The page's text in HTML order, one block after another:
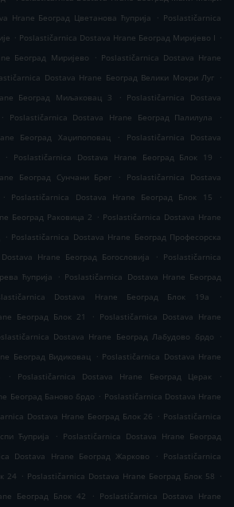
Hrane Београд Цветанова ћуприја . Poslastičarnica
. Poslastičarnica Dostava Hrane Београд Миријево I .
Београд Миријево
. Poslastičarnica Dostava Hrane
Dostava Hrane Београд Велики Мокри Луг .
Београд Миљаковац 3
. Poslastičarnica Dostava
. Poslastičarnica Dostava Hrane Београд Палилула
.
Београд Хаџипоповац
.
Poslastičarnica Dostava
. Poslastičarnica Dostava Hrane Београд Блок 19
.
Београд Сунчани Брег
.
Poslastičarnica Dostava
. Poslastičarnica Dostava Hrane Београд Блок 15
.
Београд Раковица 2 . Poslastičarnica Dostava Hrane
. Poslastičarnica Dostava Hrane Београд Професорска
Hrane Београд Богословија . Poslastičarnica
ћуприја
. Poslastičarnica Dostava Hrane Београд
Dostava Hrane Београд Блок 19а
.
Београд Блок 21
. Poslastičarnica Dostava Hrane
Dostava Hrane Београд Лабудово брдо
.
Београд Видиковац . Poslastičarnica Dostava Hrane
. Poslastičarnica Dostava Hrane Београд Церак
.
Београд Баново брдо . Poslastičarnica Dostava Hrane
Dostava Hrane Београд Блок 26 . Poslastičarnica
Ћуприја
. Poslastičarnica Dostava Hrane Београд
Dostava Hrane Београд Жарково . Poslastičarnica
24 . Poslastičarnica Dostava Hrane Београд Блок 58 .
Београд Блок 42
. Poslastičarnica Dostava Hrane